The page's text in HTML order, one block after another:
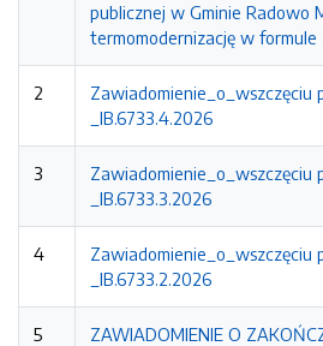
publicznej w Gminie Radowo
termomodernizację w
2
Zawiadomienie_o_wszczęciu
_IB.6733.4.2026
3
Zawiadomienie_o_wszczęciu
_IB.6733.3.2026
4
Zawiadomienie_o_wszczęciu
_IB.6733.2.2026
5
ZAWIADOMIENIE O